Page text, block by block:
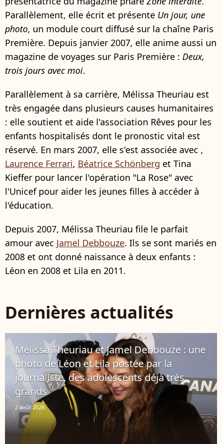
Parallèlement, elle écrit et présente Un jour, une
photo, un module court diffusé sur la chaîne Paris
Première. Depuis janvier 2007, elle anime aussi un
magazine de voyages sur Paris Première : Deux,
trois jours avec moi.
Parallèlement à sa carrière, Mélissa Theuriau est
très engagée dans plusieurs causes humanitaires
: elle soutient et aide l'association Rêves pour les
enfants hospitalisés dont le pronostic vital est
réservé. En mars 2007, elle s'est associée avec ,
Laurence Ferrari, Béatrice Schönberg et Tina
Kieffer pour lancer l'opération "La Rose" avec
l'Unicef pour aider les jeunes filles à accéder à
l'éducation.
Depuis 2007, Mélissa Theuriau file le parfait
amour avec Jamel Debbouze. Ils se sont mariés en
2008 et ont donné naissance à deux enfants :
Léon en 2008 et Lila en 2011.
Dernières actualités
Mélissa Theuriau et Jamel Debbouze : une
photo de Léon et Lila postée par la
journaliste, des adolescents déjà très
grands
2 août 2026